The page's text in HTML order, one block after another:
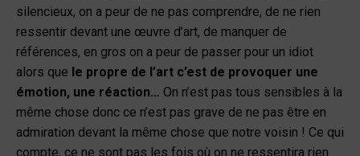
silencieux, on a peur de ne pas comprendre, de ne rien
ressentir devant une œuvre d’art, de manquer de
références, en gros on a peur de passer pour un idiot
alors que le propre de l’art c’est de provoquer une
émotion, une réaction… On n’est pas tous sensibles à la
même chose donc ce n’est pas grave de ne pas être en
admiration devant la même chose que notre voisin ! Ce qui
compte, ce ne sont pas les fois où on ne ressentira rien